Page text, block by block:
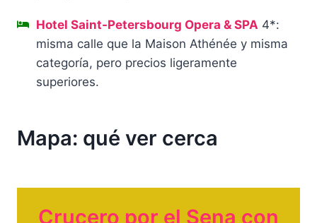
Hotel Saint-Petersbourg Opera & SPA 4*:
misma calle que la Maison Athénée y misma
categoría, pero precios ligeramente
superiores.
Mapa: qué ver cerca
Crucero por el Sena con